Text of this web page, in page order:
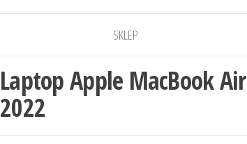
SKLEP
Laptop Apple MacBook Air
2022